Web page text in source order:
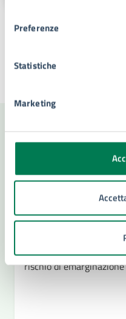
Preferenze
Statistiche
Marketing
Servizio Anziani,
rischio di emarginazione